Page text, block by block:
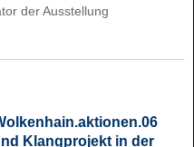
der Ausstellung
Klangprojekt in der